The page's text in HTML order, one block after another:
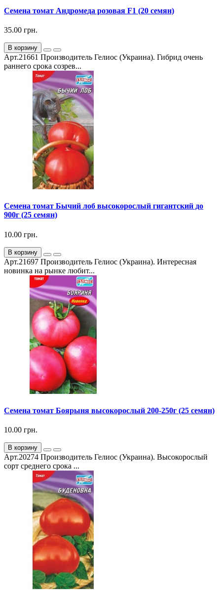
Семена томат Андромеда розовая F1 (20 семян)
35.00 грн.
В корзину
Арт.21661 Производитель Гелиос (Украина). Гибрид очень
раннего срока созрев...
Семена томат Бычий лоб высокорослый гигантский до
900г (25 семян)
10.00 грн.
В корзину
Арт.21697 Производитель Гелиос (Украина). Интересная
новинка на рынке любит...
Семена томат Боярыня высокорослый 200-250г (25 семян)
10.00 грн.
В корзину
Арт.20274 Производитель Гелиос (Украина). Высокорослый
сорт среднего срока ...